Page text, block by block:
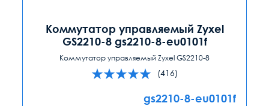
Коммутатор управляемый Zyxel
GS2210-8 gs2210-8-eu0101f
Коммутатор управляемый Zyxel GS2210-8
(416)
gs2210-8-eu0101f